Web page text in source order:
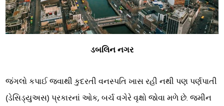
ડબલિન નગર
જંગલો કપાઈ જવાથી કુદરતી વનસ્પતિ ખાસ રહી નથી પણ પર્ણપાતી
(ડેસિડ્યુઅસ) પ્રકારનાં ઓક, બર્ચ વગેરે વૃક્ષો જોવા મળે છે. જમીન